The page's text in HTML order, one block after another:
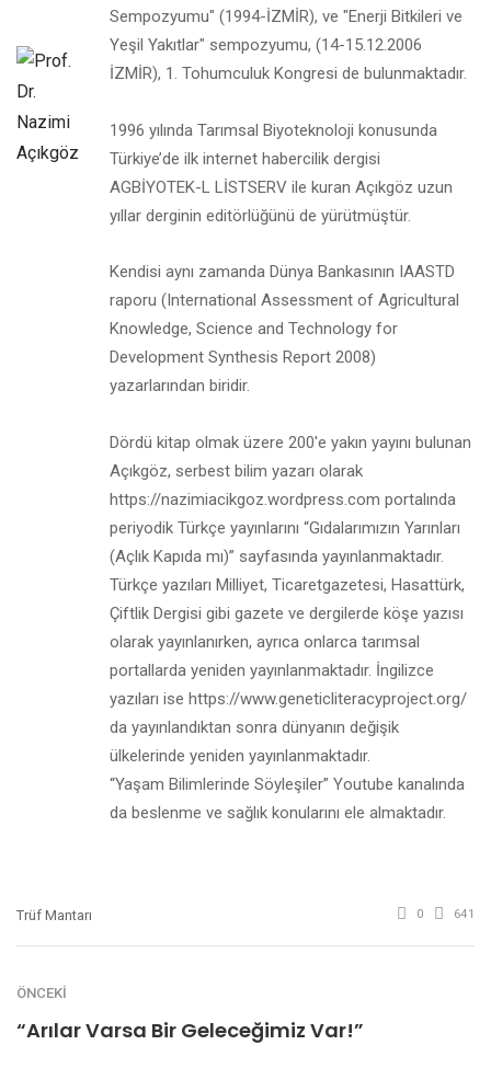
Sempozyumu" (1994-İZMİR), ve "Enerji Bitkileri ve
Yeşil Yakıtlar" sempozyumu, (14-15.12.2006
İZMİR), 1. Tohumculuk Kongresi de bulunmaktadır.
1996 yılında Tarımsal Biyoteknoloji konusunda
Türkiye’de ilk internet habercilik dergisi
AGBİYOTEK-L LİSTSERV ile kuran Açıkgöz uzun
yıllar derginin editörlüğünü de yürütmüştür.
Kendisi aynı zamanda Dünya Bankasının IAASTD
raporu (International Assessment of Agricultural
Knowledge, Science and Technology for
Development Synthesis Report 2008)
yazarlarından biridir.
Dördü kitap olmak üzere 200'e yakın yayını bulunan
Açıkgöz, serbest bilim yazarı olarak
https://nazimiacikgoz.wordpress.com portalında
periyodik Türkçe yayınlarını “Gıdalarımızın Yarınları
(Açlık Kapıda mı)” sayfasında yayınlanmaktadır.
Türkçe yazıları Milliyet, Ticaretgazetesi, Hasattürk,
Çiftlik Dergisi gibi gazete ve dergilerde köşe yazısı
olarak yayınlanırken, ayrıca onlarca tarımsal
portallarda yeniden yayınlanmaktadır. İngilizce
yazıları ise https://www.geneticliteracyproject.org/
da yayınlandıktan sonra dünyanın değişik
ülkelerinde yeniden yayınlanmaktadır.
“Yaşam Bilimlerinde Söyleşiler” Youtube kanalında
da beslenme ve sağlık konularını ele almaktadır.
Trüf Mantarı 0 641
ÖNCEKI
“Arılar Varsa Bir Geleceğimiz Var!”